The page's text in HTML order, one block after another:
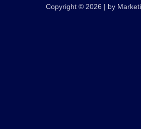
Copyright © 2026 | by